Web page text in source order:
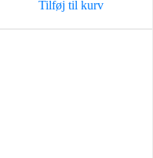
Tilføj til kurv